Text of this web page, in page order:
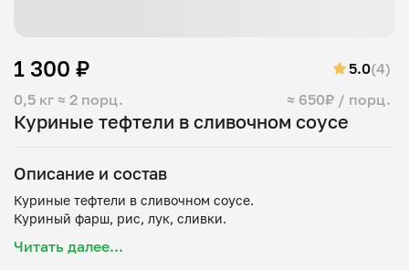
Куриные тефтели в сливочном соусе
0,5 кг ≈ 2 порц. ≈ 650₽ / порц.
1 300 ₽ 5.0(4)
Описание и состав
Куриные тефтели в сливочном соусе.
Читать далее...